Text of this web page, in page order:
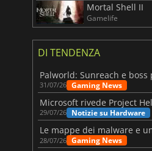
Mortal Shell II
Gamelife
DI TENDENZA
31/07/26 Gaming News
Microsoft rivede Project
29/07/26 Notizie su Hardware
28/07/26 Gaming News